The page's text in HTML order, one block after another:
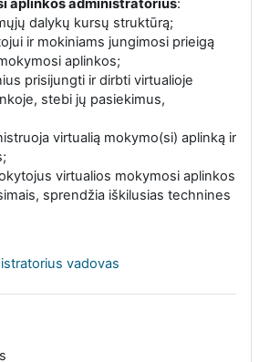
dalykų kursų struktūrą;
ir mokiniams jungimosi prieigą
aplinkos;
prisijungti ir dirbti virtualioje
stebi jų pasiekimus,
virtualią mokymo(si) aplinką ir
virtualios mokymosi aplinkos
sprendžia iškilusias technines
vadovas